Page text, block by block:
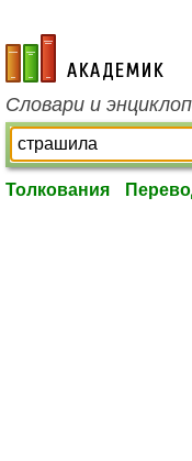
academic.ru
Словари и
Толкования